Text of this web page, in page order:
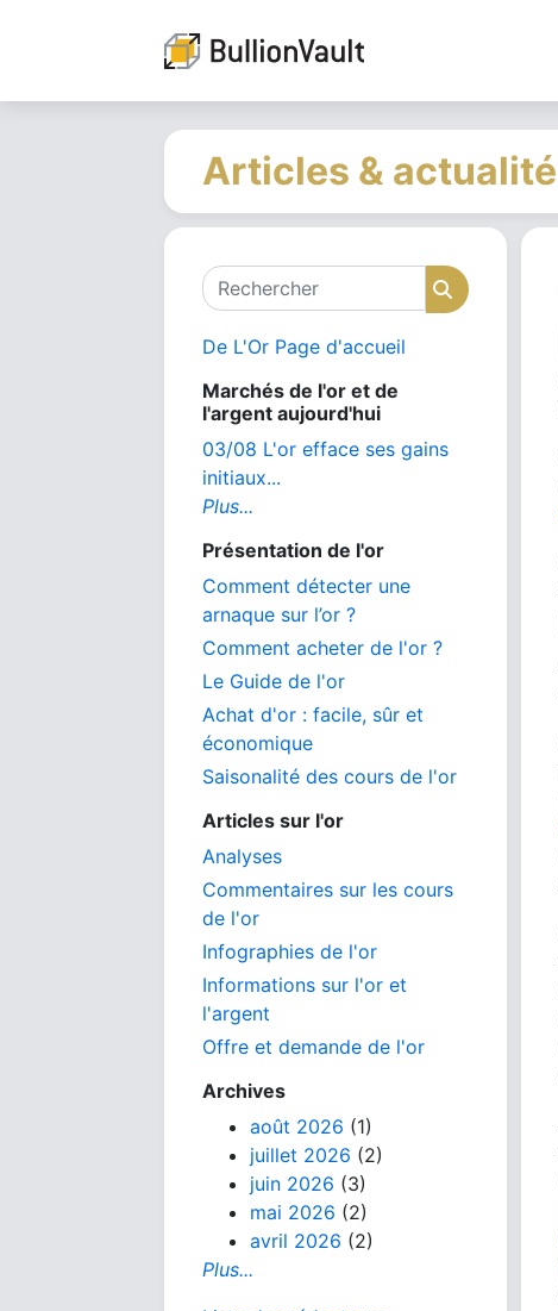
Articles & actualité
Rechercher Rechercher
De L'Or Page d'accueil
Marchés de l'or et de
l'argent aujourd'hui
03/08 L'or efface ses gains
initiaux...
Plus...
Présentation de l'or
Comment détecter une
arnaque sur l’or ?
Comment acheter de l'or ?
Le Guide de l'or
Achat d'or : facile, sûr et
économique
Saisonalité des cours de l'or
Articles sur l'or
Analyses
Commentaires sur les cours
de l'or
Infographies de l'or
Informations sur l'or et
l'argent
Offre et demande de l'or
Archives
août 2026 (1)
juillet 2026 (2)
juin 2026 (3)
mai 2026 (2)
avril 2026 (2)
Plus...